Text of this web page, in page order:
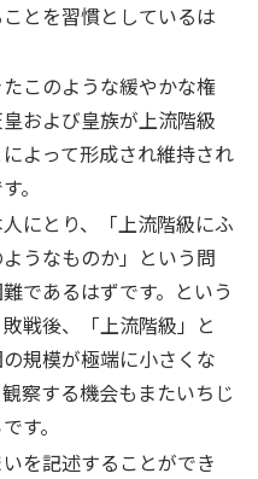
とを習慣としているは
このような緩やかな権
および皇族が上流階級
よって形成され維持され
。
にとり、「上流階級にふ
うなものか」という問
であるはずです。という
戦後、「上流階級」と
規模が極端に小さくな
察する機会もまたいちじ
す。
を記述することができ